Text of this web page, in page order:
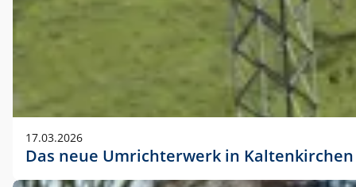
17.03.2026
Das neue Umrichterwerk in Kaltenkirchen